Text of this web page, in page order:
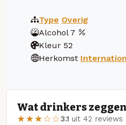
Type Overig
Alcohol 7
Kleur 52
Herkomst
Wat drinkers
★★★☆☆3.1 uit 42 reviews